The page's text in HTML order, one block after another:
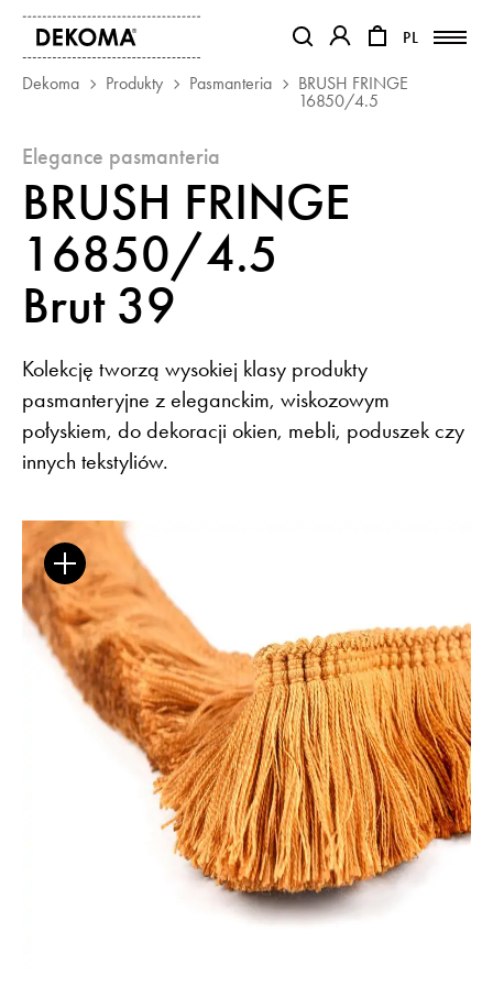
PL
PL
MAGAZYN
O NAS
KONTAKT
REALIZACJE
PARTNERZY
Flora – szenil inspirowany naturą
Baza wiedzy
Broszury
Dla Prasy
Praca
Newsletter
ISSUUOtwiera link w nowej karcie
FacebookOtwiera link w nowej
InstagramOtwiera link w nowej
Otwiera link w nowej karcie
Otwiera link w nowej karcie
Pulpit KontrahentaOtwiera link
Dekoma Produkty Pasmanteria
BRUSH FRINGE
16850/4.5
elegance pasmanteria
BRUSH FRINGE
16850/4.5
Brut 39
Kolekcję tworzą wysokiej klasy produkty
pasmanteryjne z eleganckim, wiskozowym
połyskiem, do dekoracji okien, mebli, poduszek czy
innych tekstyliów.